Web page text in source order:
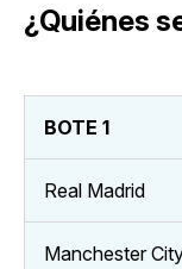
¿Quiénes
BOTE 1
Real Madrid
Manchester